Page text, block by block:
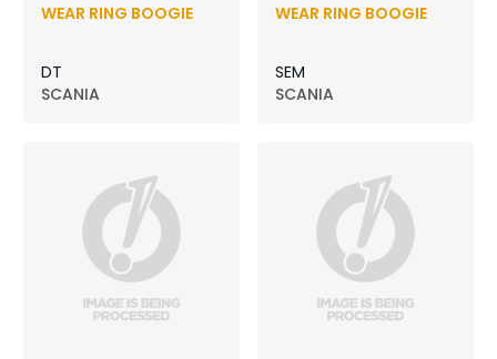
WEAR RING BOOGIE
DT
SCANIA
WEAR RING BOOGIE
SEM
SCANIA